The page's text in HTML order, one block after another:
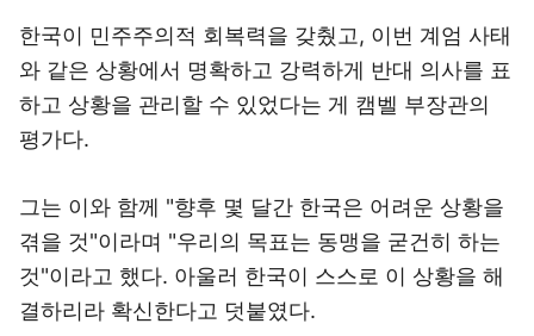
한국이 민주주의적 회복력을 갖췄고, 이번 계엄 사태
와 같은 상황에서 명확하고 강력하게 반대 의사를 표
하고 상황을 관리할 수 있었다는 게 캠벨 부장관의
평가다.
그는 이와 함께 "향후 몇 달간 한국은 어려운 상황을
겪을 것"이라며 "우리의 목표는 동맹을 굳건히 하는
것"이라고 했다. 아울러 한국이 스스로 이 상황을 해
결하리라 확신한다고 덧붙였다.